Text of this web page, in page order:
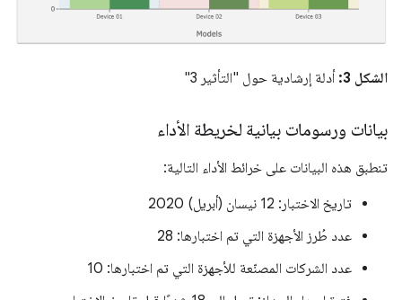
الشكل 3: أدلة إرشادية حول "التأثير 3"
بيانات ورسومات بيانية لخريطة الأداء
تنطبق هذه البيانات على خرائط الأداء التالية:
تاريخ الاختبار: 12 نيسان (أبريل) 2020
عدد طُرز الأجهزة التي تم اختبارها: 28
عدد الشركات المصنّعة للأجهزة التي تم اختبارها: 10